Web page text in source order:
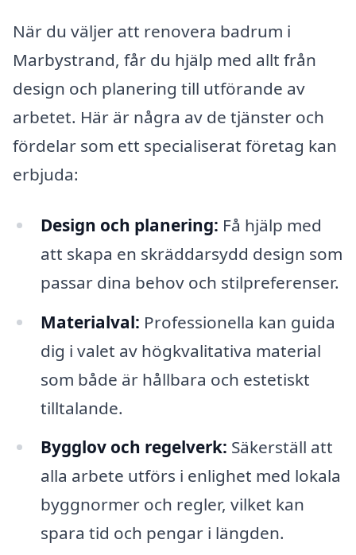
När du väljer att renovera badrum i
Marbystrand, får du hjälp med allt från
design och planering till utförande av
arbetet. Här är några av de tjänster och
fördelar som ett specialiserat företag kan
erbjuda:
Design och planering: Få hjälp med
att skapa en skräddarsydd design som
passar dina behov och stilpreferenser.
Materialval: Professionella kan guida
dig i valet av högkvalitativa material
som både är hållbara och estetiskt
tilltalande.
Bygglov och regelverk: Säkerställ att
alla arbete utförs i enlighet med lokala
byggnormer och regler, vilket kan
spara tid och pengar i längden.